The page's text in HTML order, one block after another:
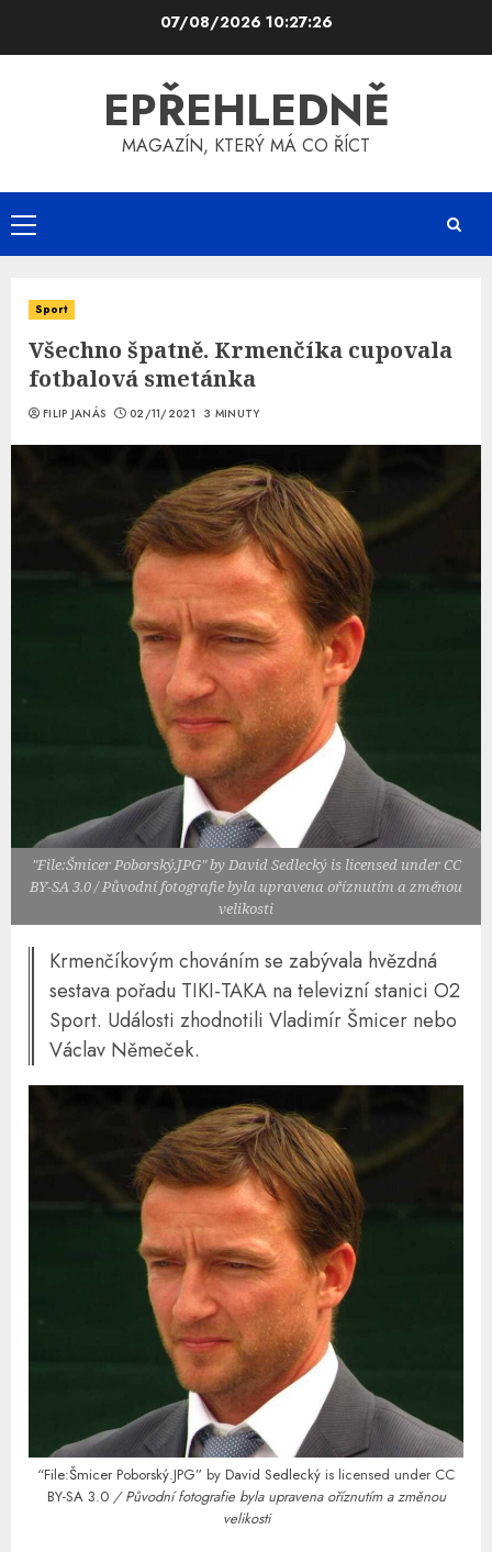
07/08/202610:27:27
EPŘEHLEDNĚ
MAGAZÍN, KTERÝ MÁ CO ŘÍCT
Primary
Menu
Sport
Všechno špatně. Krmenčíka cupovala
fotbalová smetánka
FILIP JANÁS 02/11/2021 3 MINUTY
"File:Šmicer Poborský.JPG" by David Sedlecký is licensed under CC
BY-SA 3.0 ​/ Původní fotografie byla upravena oříznutím a změnou
velikosti
Krmenčíkovým chováním se zabývala hvězdná
sestava pořadu TIKI-TAKA na televizní stanici O2
Sport. Události zhodnotili Vladimír Šmicer nebo
Václav Němeček.
“File:Šmicer Poborský.JPG” by David Sedlecký is licensed under CC
BY-SA 3.0 ​/ Původní fotografie byla upravena oříznutím a změnou
velikosti